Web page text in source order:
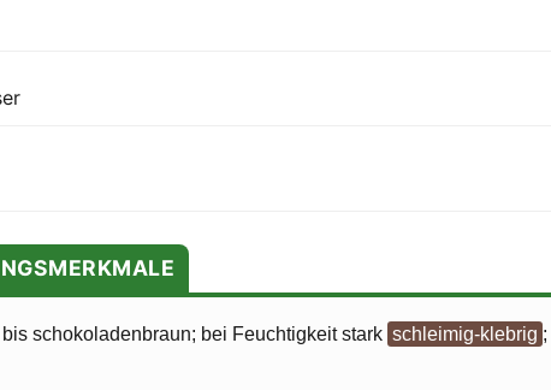
schokoladenbraun; bei Feuchtigkeit stark schleimig-klebrig ;